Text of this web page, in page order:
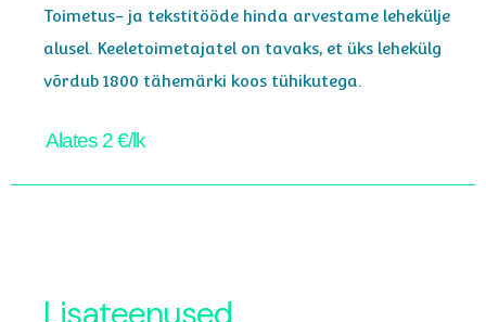
Toimetus- ja tekstitööde hinda arvestame lehekülje
alusel. Keeletoimetajatel on tavaks, et üks lehekülg
võrdub 1800 tähemärki koos tühikutega.
Alates 2 €/lk